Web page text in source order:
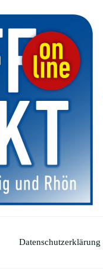
Datenschutzerklärung